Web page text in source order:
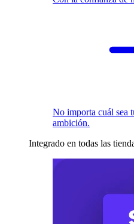
No importa cuál sea
ambición.
Integrado en todas las